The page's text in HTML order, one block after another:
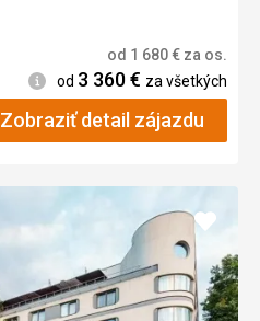
od 1 680€ za os.
Informácie
od 3 360€ za všetkých
Zobraziť detail zájazdu
Pridať